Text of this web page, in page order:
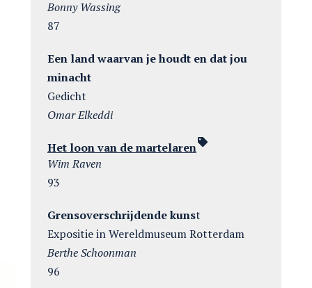
Bonny Wassing
87
Een land waarvan je houdt en dat jou
minacht
Gedicht
Omar Elkeddi
Het loon van de martelaren
Wim Raven
93
Grensoverschrijdende kunst
Expositie in Wereldmuseum Rotterdam
Berthe Schoonman
96